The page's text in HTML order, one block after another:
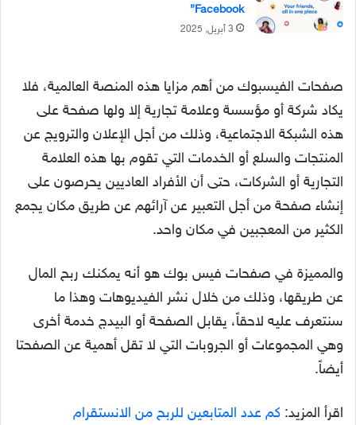
Facebook”
3 أبريل, 2025
صفحات الفيسبوك من أهم مزايا هذه المنصة العالمية، فلا
يكاد شركة أو مؤسسة وعلامة تجارية إلا ولها صفحة على
هذه الشبكة الاجتماعية، وذلك من أجل الإعلان والترويج عن
المنتجات والسلع أو الخدمات التي تقوم بها هذه العلامة
التجارية أو الشركات، حتى أن الأفراد العاديين يحرصون على
إنشاء صفحة من أجل التعبير عن آرائهم عن طريق مكان يجمع
الكثير من المعجبين في مكان واحد.
والمميزة في صفحات فيس بوك هو أنه يمكنك ربح المال
عن طريقها، وذلك من خلال نشر الفيديوهات وهذا ما
سنتعرف عليه لاحقاً، يقابل الصفحة أو البيدج خدمة أخرى
وهي المجموعات أو الجروبات التي لا تقل أهمية عن الصفحتا
أيضاً.
اقرأ المزيد: كم عدد المتابعين للربح من الانستقرام